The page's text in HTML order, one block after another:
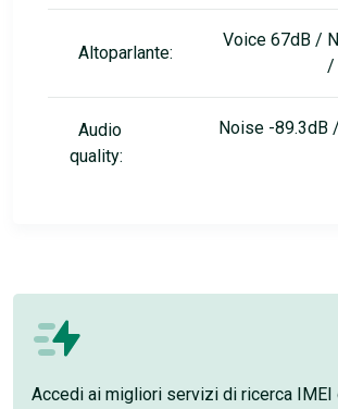
Altoparlante:
Voice 67dB /
/
Audio
quality:
Noise -89.3dB
Accedi ai migliori servizi di ricerca IMEI